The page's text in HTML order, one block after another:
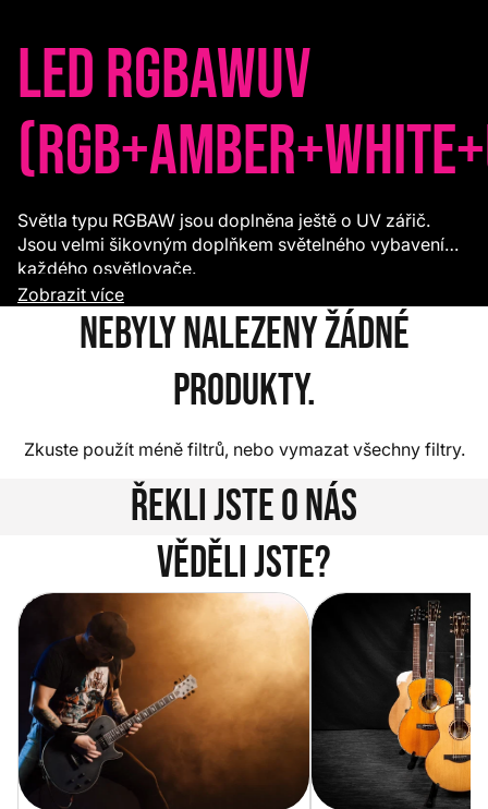
LED RGBAWUV
Světla typu RGBAW jsou doplněna ještě o UV zářič.
Jsou velmi šikovným doplňkem světelného vybavení
každého osvětlovače.
Zobrazit více
Nebyly nalezeny žádné
produkty.
Zkuste použít méně filtrů, nebo vymazat všechny filtry.
Řekli jste o nás
Věděli jste?
Vítejte na novém e-shopu Music
City
Jak vybrat